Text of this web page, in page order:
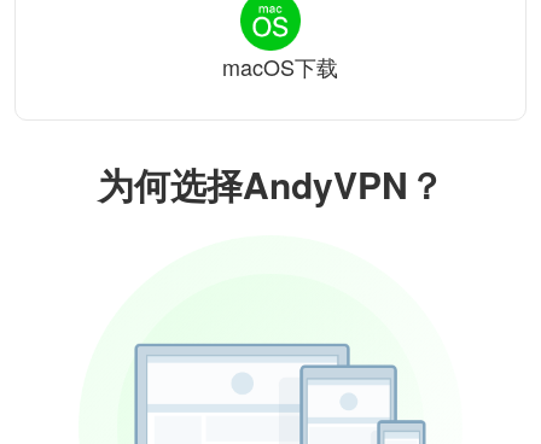
为何选择AndyVPN？
macOS下载